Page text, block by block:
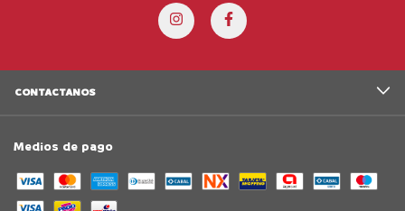
CONTACTANOS
Medios de pago